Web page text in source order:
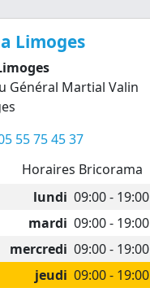
Limoges
Général Martial Valin
55 75 45 37
Horaires Bricorama
lundi 09:00 - 19:00
mardi 09:00 - 19:00
mercredi 09:00 - 19:00
jeudi 09:00 - 19:00